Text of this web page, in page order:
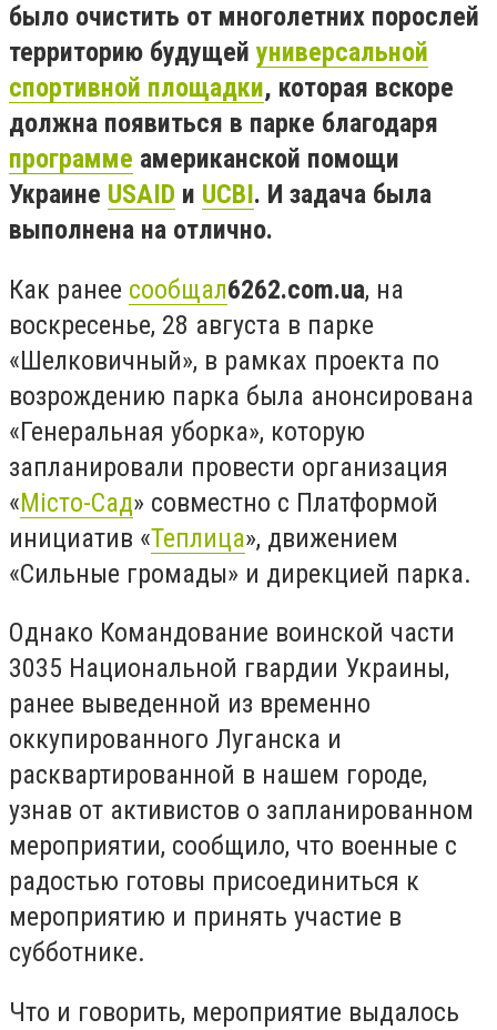
было очистить от многолетних порослей
территорию будущей универсальной
спортивной площадки, которая вскоре
должна появиться в парке благодаря
программе американской помощи
Украине USAID и UCBI. И задача была
выполнена на отлично.
Как ранее сообщал6262.com.ua, на
воскресенье, 28 августа в парке
«Шелковичный», в рамках проекта по
возрождению парка была анонсирована
«Генеральная уборка», которую
запланировали провести организация
«Місто-Сад» совместно с Платформой
инициатив «Теплица», движением
«Сильные громады» и дирекцией парка.
Однако Командование воинской части
3035 Национальной гвардии Украины,
ранее выведенной из временно
оккупированного Луганска и
расквартированной в нашем городе,
узнав от активистов о запланированном
мероприятии, сообщило, что военные с
радостью готовы присоединиться к
мероприятию и принять участие в
субботнике.
Что и говорить, мероприятие выдалось